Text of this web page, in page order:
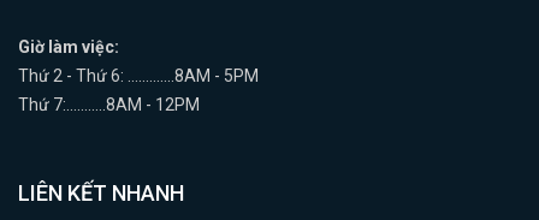
Giờ làm việc:
Thứ 2 - Thứ 6: .............8AM - 5PM
Thứ 7:...........8AM - 12PM
LIÊN KẾT NHANH